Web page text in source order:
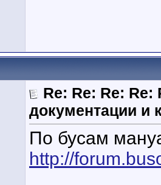
Re: Re: Re:
документации и
По бусам
http://